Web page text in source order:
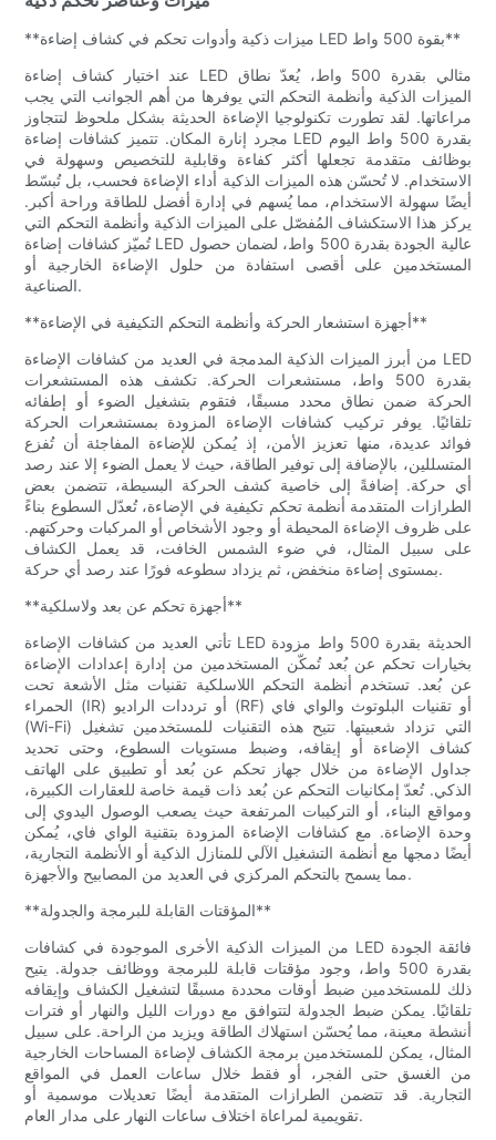
**ميزات ذكية وأدوات تحكم في كشاف إضاءة LED بقوة 500 واط**
عند اختيار كشاف إضاءة LED مثالي بقدرة 500 واط، يُعدّ نطاق
الميزات الذكية وأنظمة التحكم التي يوفرها من أهم الجوانب التي يجب
مراعاتها. لقد تطورت تكنولوجيا الإضاءة الحديثة بشكل ملحوظ لتتجاوز
مجرد إنارة المكان. تتميز كشافات إضاءة LED بقدرة 500 واط اليوم
بوظائف متقدمة تجعلها أكثر كفاءة وقابلية للتخصيص وسهولة في
الاستخدام. لا تُحسّن هذه الميزات الذكية أداء الإضاءة فحسب، بل تُبسّط
أيضًا سهولة الاستخدام، مما يُسهم في إدارة أفضل للطاقة وراحة أكبر.
يركز هذا الاستكشاف المُفصّل على الميزات الذكية وأنظمة التحكم التي
تُميّز كشافات إضاءة LED عالية الجودة بقدرة 500 واط، لضمان حصول
المستخدمين على أقصى استفادة من حلول الإضاءة الخارجية أو
الصناعية.
**أجهزة استشعار الحركة وأنظمة التحكم التكيفية في الإضاءة**
من أبرز الميزات الذكية المدمجة في العديد من كشافات الإضاءة LED
بقدرة 500 واط، مستشعرات الحركة. تكشف هذه المستشعرات
الحركة ضمن نطاق محدد مسبقًا، فتقوم بتشغيل الضوء أو إطفائه
تلقائيًا. يوفر تركيب كشافات الإضاءة المزودة بمستشعرات الحركة
فوائد عديدة، منها تعزيز الأمن، إذ يُمكن للإضاءة المفاجئة أن تُفزع
المتسللين، بالإضافة إلى توفير الطاقة، حيث لا يعمل الضوء إلا عند رصد
أي حركة. إضافةً إلى خاصية كشف الحركة البسيطة، تتضمن بعض
الطرازات المتقدمة أنظمة تحكم تكيفية في الإضاءة، تُعدّل السطوع بناءً
على ظروف الإضاءة المحيطة أو وجود الأشخاص أو المركبات وحركتهم.
على سبيل المثال، في ضوء الشمس الخافت، قد يعمل الكشاف
بمستوى إضاءة منخفض، ثم يزداد سطوعه فورًا عند رصد أي حركة.
**أجهزة تحكم عن بعد ولاسلكية**
تأتي العديد من كشافات الإضاءة LED الحديثة بقدرة 500 واط مزودة
بخيارات تحكم عن بُعد تُمكّن المستخدمين من إدارة إعدادات الإضاءة
عن بُعد. تستخدم أنظمة التحكم اللاسلكية تقنيات مثل الأشعة تحت
الحمراء (IR) أو ترددات الراديو (RF) أو تقنيات البلوتوث والواي فاي
(Wi-Fi) التي تزداد شعبيتها. تتيح هذه التقنيات للمستخدمين تشغيل
كشاف الإضاءة أو إيقافه، وضبط مستويات السطوع، وحتى تحديد
جداول الإضاءة من خلال جهاز تحكم عن بُعد أو تطبيق على الهاتف
الذكي. تُعدّ إمكانيات التحكم عن بُعد ذات قيمة خاصة للعقارات الكبيرة،
ومواقع البناء، أو التركيبات المرتفعة حيث يصعب الوصول اليدوي إلى
وحدة الإضاءة. مع كشافات الإضاءة المزودة بتقنية الواي فاي، يُمكن
أيضًا دمجها مع أنظمة التشغيل الآلي للمنازل الذكية أو الأنظمة التجارية،
مما يسمح بالتحكم المركزي في العديد من المصابيح والأجهزة.
**المؤقتات القابلة للبرمجة والجدولة**
من الميزات الذكية الأخرى الموجودة في كشافات LED فائقة الجودة
بقدرة 500 واط، وجود مؤقتات قابلة للبرمجة ووظائف جدولة. يتيح
ذلك للمستخدمين ضبط أوقات محددة مسبقًا لتشغيل الكشاف وإيقافه
تلقائيًا. يمكن ضبط الجدولة لتتوافق مع دورات الليل والنهار أو فترات
أنشطة معينة، مما يُحسّن استهلاك الطاقة ويزيد من الراحة. على سبيل
المثال، يمكن للمستخدمين برمجة الكشاف لإضاءة المساحات الخارجية
من الغسق حتى الفجر، أو فقط خلال ساعات العمل في المواقع
التجارية. قد تتضمن الطرازات المتقدمة أيضًا تعديلات موسمية أو
تقويمية لمراعاة اختلاف ساعات النهار على مدار العام.